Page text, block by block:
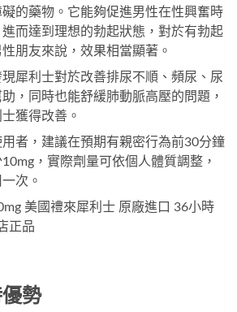
的藥物。它能夠促進男性在性興奮時
而達到理想的勃起狀態，對於有勃起
朋友來說，效果相當顯著。
犀利士對於改善排尿不順、頻尿、尿
，同時也能舒緩肺動脈高壓的問題，
士獲得改善。
者，建議在預期有親密行為前30分鐘
，實際劑量可依個人體質調整，
次。
美國禮來犀利士 原廠進口 36小時
正品
勢